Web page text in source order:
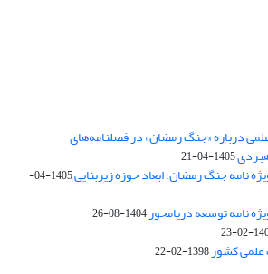
درباره «جنگ رمضان» در فصلنامه‌های
1405-04-21
نامه جنگ رمضان؛ ابعاد حوزه زیربنایی
1405-04-
نامه توسعه دریامحور1404-08-26
علمی کشور1398-02-22